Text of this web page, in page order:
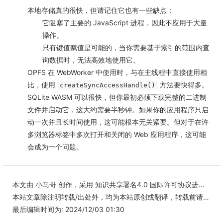
本地存储真的很快，但请记住它也有一些缺点：
它阻塞了主要的 JavaScript 进程，因此不应用于大量
操作。
只有键值赋值是可能的，当你需要基于索引的范围内查
询数据时，无法高效地使用它。
OPFS 在 WebWorker 中使用时，与在主线程中直接使用相
比，使用
createSyncAccessHandle()
方法要快得多。
SQLite WASM 可以很快，但你最初必须下载完整的二进制
文件并启动它，这大约需要半秒钟。如果你的应用程序只启
动一次并且长时间使用，这可能根本无关紧要。但对于在许
多浏览器标签中多次打开和关闭的 Web 应用程序，这可能
会成为一个问题。
本文由 小马哥 创作，采用 知识共享署名4.0 国际许可协议进行许可
本站文章除注明转载/出处外，均为本站原创或翻译，转载前请务必署名
最后编辑时间为: 2024/12/03 01:30